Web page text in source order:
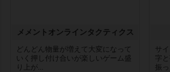
メメントオンラインタクティクス
どんどん物量が増えて大変になって
いく押し付け合いが楽しいゲーム盛
り上が...
サ
字
振